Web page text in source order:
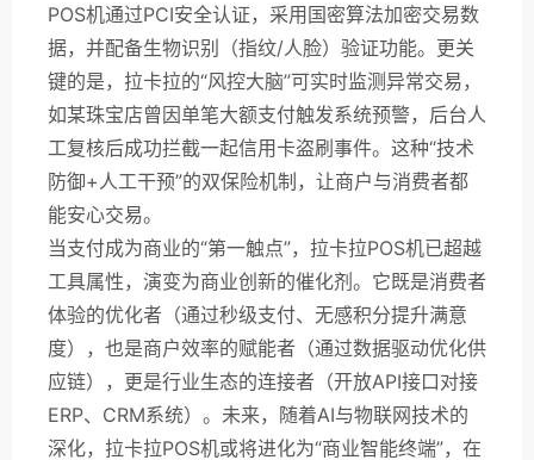
POS机通过PCI安全认证，采用国密算法加密交易数
据，并配备生物识别（指纹/人脸）验证功能。更关
键的是，拉卡拉的“风控大脑”可实时监测异常交易，
如某珠宝店曾因单笔大额支付触发系统预警，后台人
工复核后成功拦截一起信用卡盗刷事件。这种“技术
防御+人工干预”的双保险机制，让商户与消费者都
能安心交易。
当支付成为商业的“第一触点”，拉卡拉POS机已超越
工具属性，演变为商业创新的催化剂。它既是消费者
体验的优化者（通过秒级支付、无感积分提升满意
度），也是商户效率的赋能者（通过数据驱动优化供
应链），更是行业生态的连接者（开放API接口对接
ERP、CRM系统）。未来，随着AI与物联网技术的
深化，拉卡拉POS机或将进化为“商业智能终端”，在